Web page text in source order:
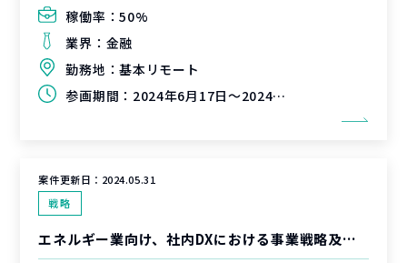
稼働率：50%
業界： 金融
勤務地：基本リモート
参画期間： 2024年6月17日～2024年7月19日（延長可能性有）
案件更新日： 2024.05.31
戦略
エネルギー業向け、社内DXにおける事業戦略及び業務変革支援